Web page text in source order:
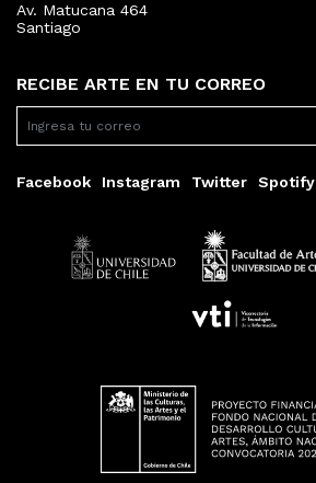
RECIBE ARTE EN TU CORREO
Facebook Instagram Twitter Spotify
Av. Matucana 464
Santiago